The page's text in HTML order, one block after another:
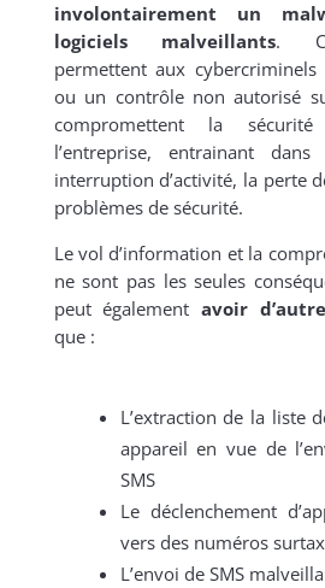
involontairement un
logiciels malveillants.
permettent aux cybercriminels
ou un contrôle non autorisé
compromettent la
l’entreprise, entrainant
interruption d’activité, la perte
problèmes de sécurité.
Le vol d’information et la
ne sont pas les seules
peut égalementavoir
que :
L’extraction de la liste
appareil en vue de
SMS
Le déclenchement
vers des numéros
L’envoi de SMS